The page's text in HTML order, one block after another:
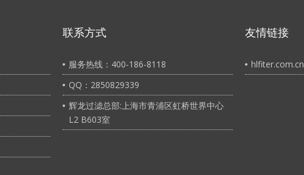
7.精度:0.1、0.22、0.5、1、5、10、15、25、40、100μm
联系方式
服务热线：400-186-8118
QQ：2850829339
辉龙过滤总部:上海市青浦区虹桥世界中心
L2 B603室
友情链接
hlfiter.com.cn